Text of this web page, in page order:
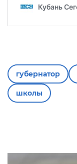
губернатор
школы